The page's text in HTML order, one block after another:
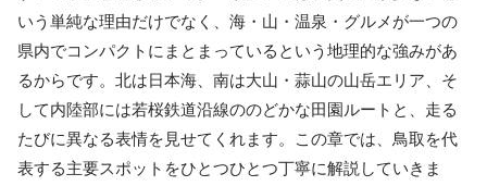
いう単純な理由だけでなく、海・山・温泉・グルメが一つの
県内でコンパクトにまとまっているという地理的な強みがあ
るからです。北は日本海、南は大山・蒜山の山岳エリア、そ
して内陸部には若桜鉄道沿線ののどかな田園ルートと、走る
たびに異なる表情を見せてくれます。この章では、鳥取を代
表する主要スポットをひとつひとつ丁寧に解説していきま